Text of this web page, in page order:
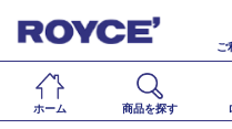
ご
ホーム 商品を探す